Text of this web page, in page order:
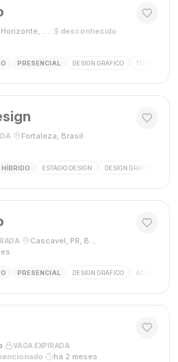
Belo Horizonte, MG, Brasil desconhecido
PRESENCIAL DESIGN GRÁFICO TRÁFEGO
Fortaleza, Brasil
HÍBRIDO ESTÁGIO DESIGN DESIGN GRÁFICO
Cascavel, PR, Brasil
PRESENCIAL DESIGN GRÁFICO ADOBE
VAGA EXPIRADA
há 2 meses